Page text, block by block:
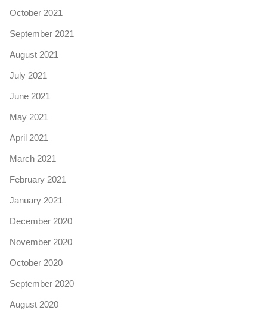
October 2021
September 2021
August 2021
July 2021
June 2021
May 2021
April 2021
March 2021
February 2021
January 2021
December 2020
November 2020
October 2020
September 2020
August 2020